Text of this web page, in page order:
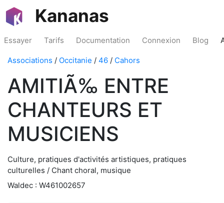
Kananas
Essayer Tarifs Documentation Connexion Blog
Associations / Occitanie / 46 / Cahors
AMITIÃ‰ ENTRE
CHANTEURS ET
MUSICIENS
Culture, pratiques d'activités artistiques, pratiques
culturelles / Chant choral, musique
Waldec : W461002657